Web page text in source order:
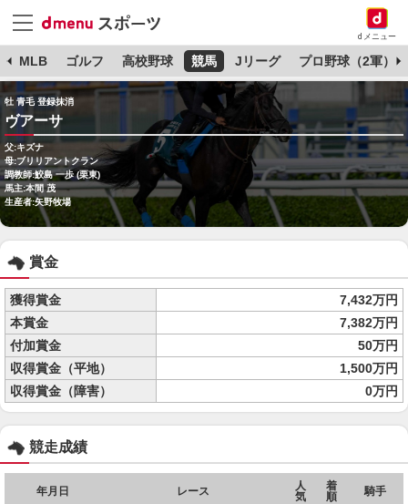
dメニュー
MLB ゴルフ 高校野球 競馬 Jリーグ プロ野球（2軍）
牡 青毛 登録抹消
ヴアーサ
父:キズナ
母:ブリリアントクラン
調教師:鮫島 一歩 (栗東)
馬主:本間 茂
生産者:矢野牧場
賞金
獲得賞金
7,432万円
本賞金
7,382万円
付加賞金
50万円
収得賞金（平地）
1,500万円
収得賞金（障害）
0万円
競走成績
年月日 レース
人
気
着
順
騎手